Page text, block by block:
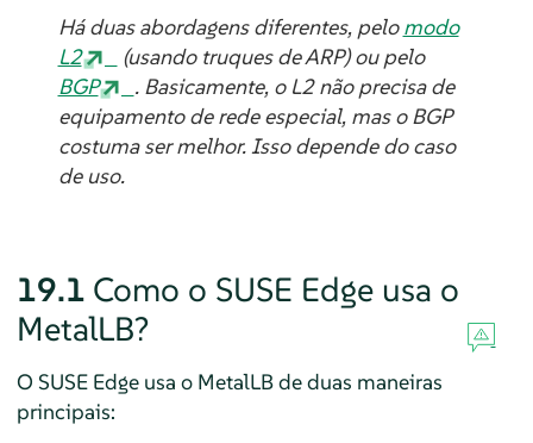
Há duas abordagens diferentes, pelomodo
L2
(usando truquesde ARP) ou pelo
BGP
. Basicamente, o L2 não precisa de
equipamento de rede especial, mas o BGP
costuma ser melhor. Isso depende do caso
de uso.
19.1 Como o SUSE Edge usa o
MetalLB?
O SUSE Edge usa o MetalLB de duas maneiras
principais: